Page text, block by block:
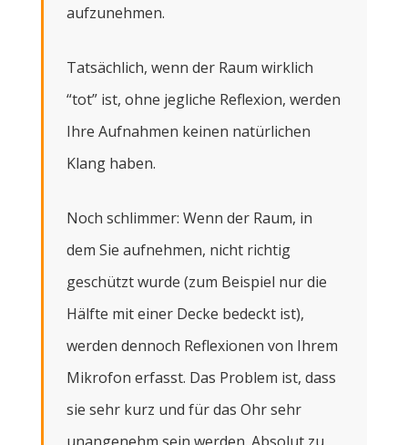
aufzunehmen.
Tatsächlich, wenn der Raum wirklich
“tot” ist, ohne jegliche Reflexion, werden
Ihre Aufnahmen keinen natürlichen
Klang haben.
Noch schlimmer: Wenn der Raum, in
dem Sie aufnehmen, nicht richtig
geschützt wurde (zum Beispiel nur die
Hälfte mit einer Decke bedeckt ist),
werden dennoch Reflexionen von Ihrem
Mikrofon erfasst. Das Problem ist, dass
sie sehr kurz und für das Ohr sehr